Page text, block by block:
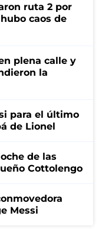
ruta 2 por
caos de
plena calle y
la
para el último
de Lionel
de las
Cottolengo
Messi